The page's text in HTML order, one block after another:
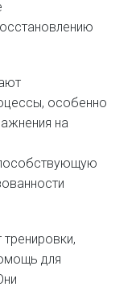
особенно
на
тренировки,
для